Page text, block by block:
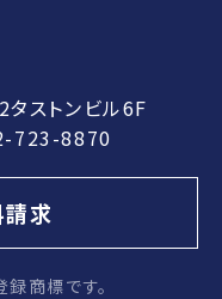
ストンビル6F
723-8870
請求
商標です。